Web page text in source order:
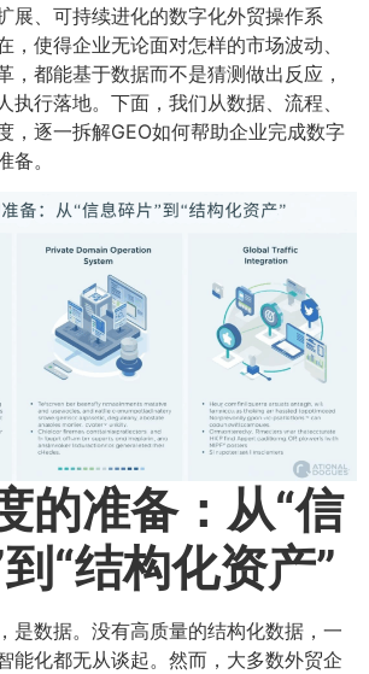
展、可持续进化的数字化外贸操作系
，使得企业无论面对怎样的市场波动、
，都能基于数据而不是猜测做出反应，
执行落地。下面，我们从数据、流程、
，逐一拆解GEO如何帮助企业完成数字
备。
的准备：从“信
“结构化资产”​
是数据。没有高质量的结构化数据，一
能化都无从谈起。然而，大多数外贸企